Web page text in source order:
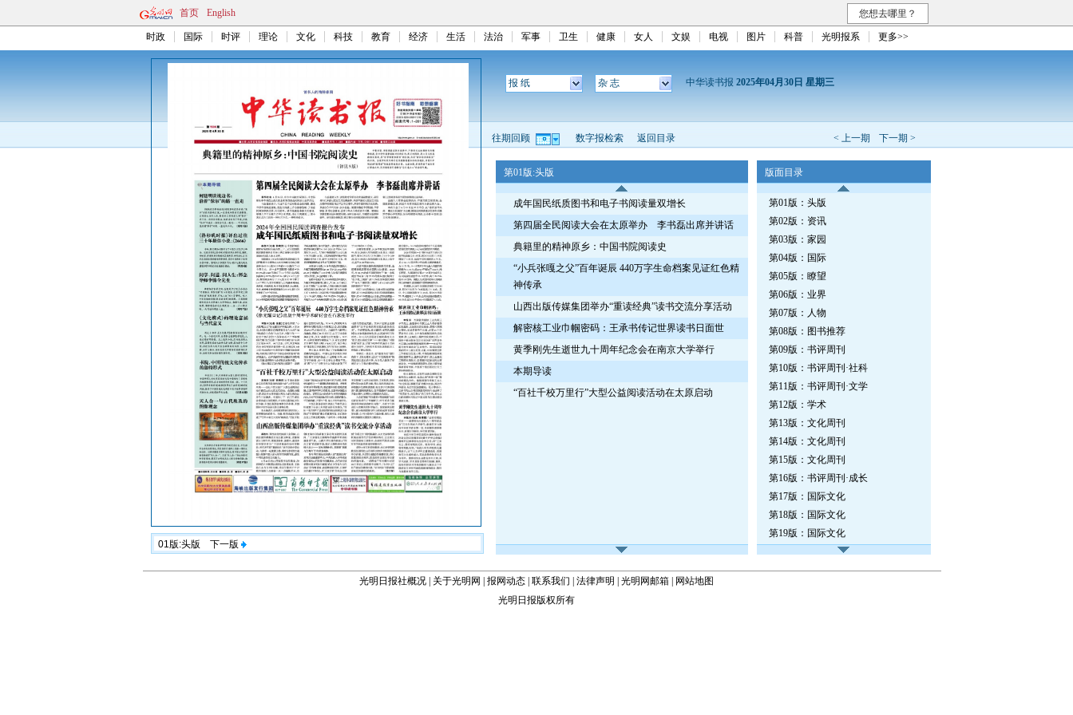
首页 English 您想去哪里？
时政 国际 时评 理论 文化 科技 教育 经济 生活 法治 军事 卫生 健康 女人 文娱 电视 图片 科普 光明报系 更多>>
01版:头版 下一版
报 纸 杂 志 中华读书报 2025年04月30日 星期三
< 上一期 下一期 >
往期回顾 数字报检索 返回目录
第01版:头版
成年国民纸质图书和电子书阅读量双增长
第四届全民阅读大会在太原举办 李书磊出席并讲话
典籍里的精神原乡：中国书院阅读史
“小兵张嘎之父”百年诞辰 440万字生命档案见证红色精
神传承
山西出版传媒集团举办“重读经典”读书交流分享活动
解密核工业巾帼密码：王承书传记世界读书日面世
黄季刚先生逝世九十周年纪念会在南京大学举行
本期导读
“百社千校万里行”大型公益阅读活动在太原启动
版面目录
第01版：头版
第02版：资讯
第03版：家园
第04版：国际
第05版：瞭望
第06版：业界
第07版：人物
第08版：图书推荐
第09版：书评周刊
第10版：书评周刊·社科
第11版：书评周刊·文学
第12版：学术
第13版：文化周刊
第14版：文化周刊
第15版：文化周刊
第16版：书评周刊·成长
第17版：国际文化
第18版：国际文化
第19版：国际文化
第20版：国际文化·看法
光明日报社概况 关于光明网 报网动态 联系我们 法律声明 光明网邮箱
网站地图
光明日报版权所有